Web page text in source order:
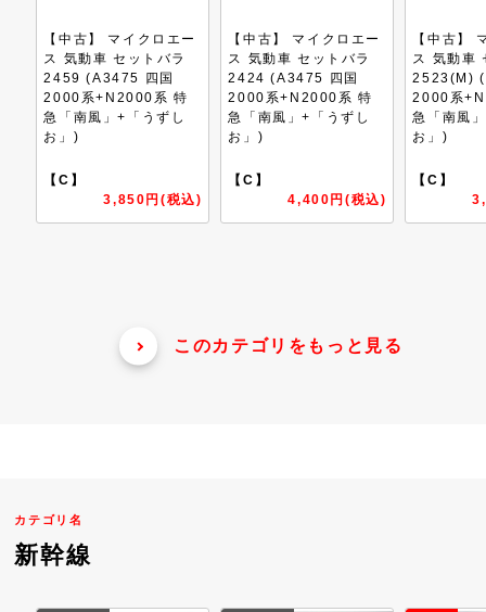
【中古】 マイクロエー
ス 気動車 セットバラ
2424 (A3475 四国
2000系+N2000系 特
急「南風」+「うずし
お」)
【C】
4,400円(税込)
【中古】 マイクロエー
ス 気動車 セットバラ
2523(M) (A3475 四国
2000系+N2000系 特
急「南風」+「うずし
お」)
【C】
3,300円(税込)
【中古】
ス 103系
大阪環状
両セット
【A´】
このカテゴリをもっと見る
カテゴリ名
新幹線